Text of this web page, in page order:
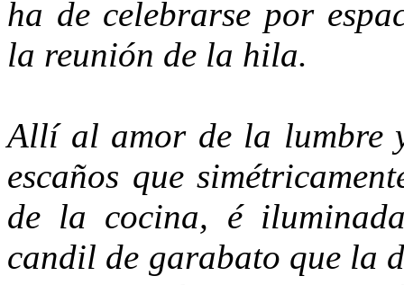
ha de celebrarse por
la reunión de la hila.
Allí al amor de la lumbre
escaños que
de la cocina, é
candil de garabato que la